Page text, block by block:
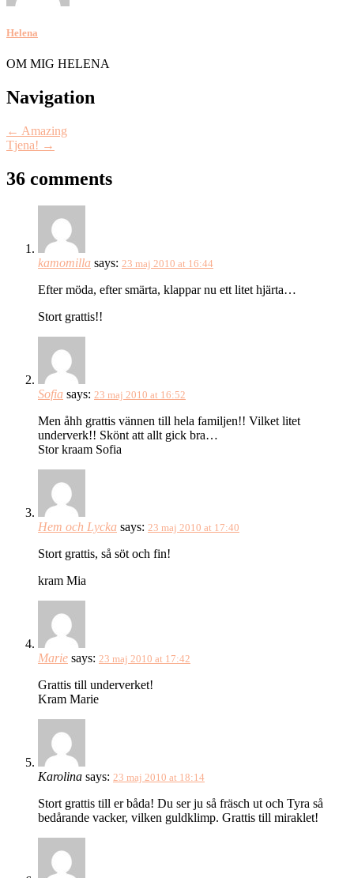
Helena
OM MIG HELENA
Post
Navigation
← Amazing
Tjena! →
36 comments
kamomilla says: 23 maj 2010 at 16:44
Efter möda, efter smärta, klappar nu ett litet hjärta…
Stort grattis!!
Sofia says: 23 maj 2010 at 16:52
Men åhh grattis vännen till hela familjen!! Vilket litet
underverk!! Skönt att allt gick bra…
Stor kraam Sofia
Hem och Lycka says: 23 maj 2010 at 17:40
Stort grattis, så söt och fin!
kram Mia
Marie says: 23 maj 2010 at 17:42
Grattis till underverket!
Kram Marie
Karolina says: 23 maj 2010 at 18:14
Stort grattis till er båda! Du ser ju så fräsch ut och Tyra så
bedårande vacker, vilken guldklimp. Grattis till miraklet!